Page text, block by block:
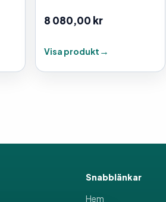
8 080,00 kr
Visa produkt
Snabblänkar
Hem